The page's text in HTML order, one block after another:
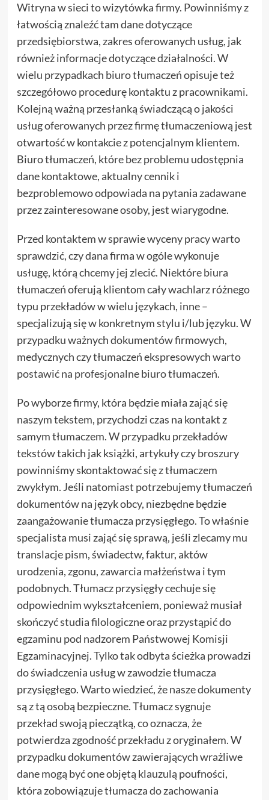
Witryna w sieci to wizytówka firmy. Powinniśmy z
łatwością znaleźć tam dane dotyczące
przedsiębiorstwa, zakres oferowanych usług, jak
również informacje dotyczące działalności. W
wielu przypadkach biuro tłumaczeń opisuje też
szczegółowo procedurę kontaktu z pracownikami.
Kolejną ważną przesłanką świadczącą o jakości
usług oferowanych przez firmę tłumaczeniową jest
otwartość w kontakcie z potencjalnym klientem.
Biuro tłumaczeń, które bez problemu udostępnia
dane kontaktowe, aktualny cennik i
bezproblemowo odpowiada na pytania zadawane
przez zainteresowane osoby, jest wiarygodne.
Przed kontaktem w sprawie wyceny pracy warto
sprawdzić, czy dana firma w ogóle wykonuje
usługę, którą chcemy jej zlecić. Niektóre biura
tłumaczeń oferują klientom cały wachlarz różnego
typu przekładów w wielu językach, inne –
specjalizują się w konkretnym stylu i/lub języku. W
przypadku ważnych dokumentów firmowych,
medycznych czy tłumaczeń ekspresowych warto
postawić na profesjonalne biuro tłumaczeń.
Po wyborze firmy, która będzie miała zająć się
naszym tekstem, przychodzi czas na kontakt z
samym tłumaczem. W przypadku przekładów
tekstów takich jak książki, artykuły czy broszury
powinniśmy skontaktować się z tłumaczem
zwykłym. Jeśli natomiast potrzebujemy tłumaczeń
dokumentów na język obcy, niezbędne będzie
zaangażowanie tłumacza przysięgłego. To właśnie
specjalista musi zająć się sprawą, jeśli zlecamy mu
translacje pism, świadectw, faktur, aktów
urodzenia, zgonu, zawarcia małżeństwa i tym
podobnych. Tłumacz przysięgły cechuje się
odpowiednim wykształceniem, ponieważ musiał
skończyć studia filologiczne oraz przystąpić do
egzaminu pod nadzorem Państwowej Komisji
Egzaminacyjnej. Tylko tak odbyta ścieżka prowadzi
do świadczenia usług w zawodzie tłumacza
przysięgłego. Warto wiedzieć, że nasze dokumenty
są z tą osobą bezpieczne. Tłumacz sygnuje
przekład swoją pieczątką, co oznacza, że
potwierdza zgodność przekładu z oryginałem. W
przypadku dokumentów zawierających wrażliwe
dane mogą być one objętą klauzulą poufności,
która zobowiązuje tłumacza do zachowania